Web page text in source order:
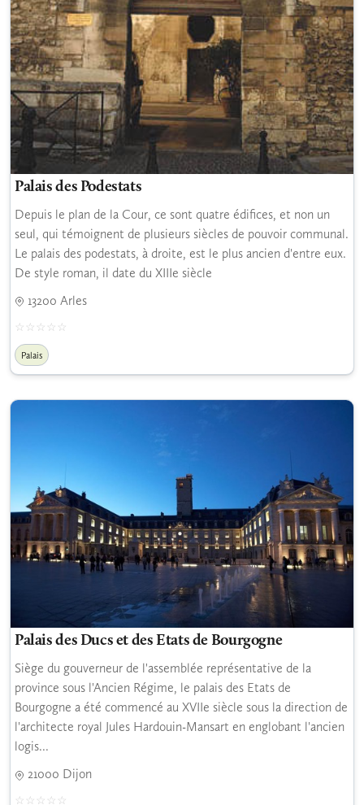
Palais des Podestats
Depuis le plan de la Cour, ce sont quatre édifices, et non un
seul, qui témoignent de plusieurs siècles de pouvoir communal.
Le palais des podestats, à droite, est le plus ancien d'entre eux.
De style roman, il date du XIIIe siècle
13200 Arles
Palais
Palais des Ducs et des Etats de Bourgogne
Siège du gouverneur de l'assemblée représentative de la
province sous l'Ancien Régime, le palais des Etats de
Bourgogne a été commencé au XVIIe siècle sous la direction de
l'architecte royal Jules Hardouin-Mansart en englobant l'ancien
logis...
21000 Dijon